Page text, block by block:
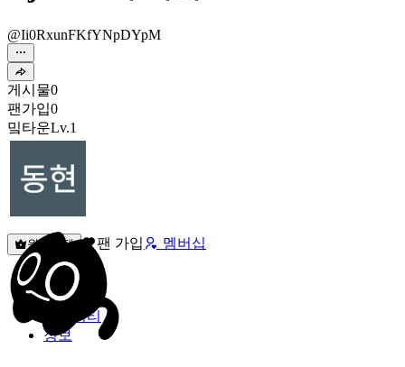
@Ii0RxunFKfYNpDYpM
게시물0
팬가입0
밐타운Lv.1
원픽선택 팬 가입 멤버십
밐타운
피드
커뮤니티
정보